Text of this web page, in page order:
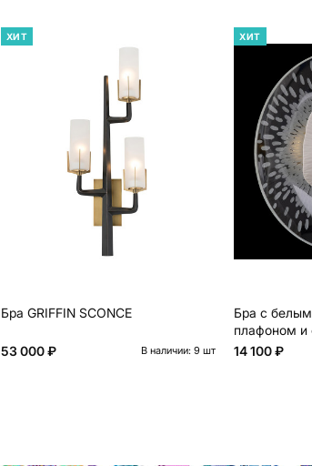
ХИТ
Бра GRIFFIN SCONCE
53 000 ₽ В наличии: 9 шт
ХИТ
Бра с
плафоном и
FLOW
14 100 ₽